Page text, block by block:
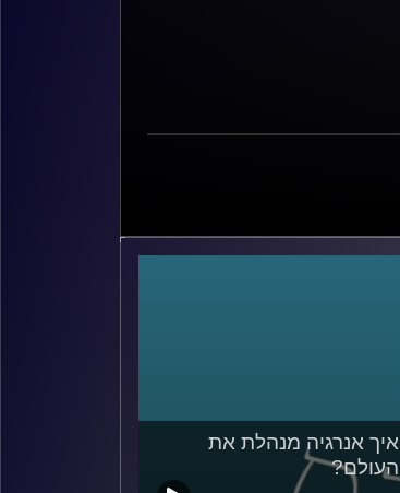
איך אנרגיה מנהלת את
העולם?